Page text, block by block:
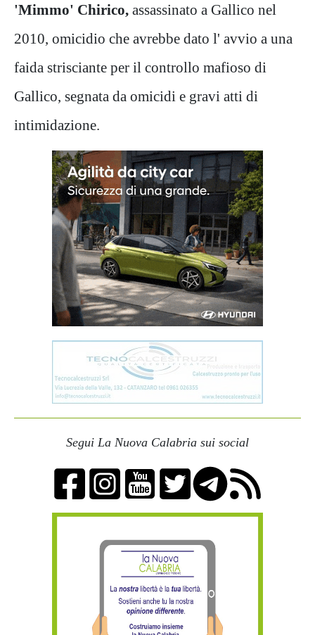
'Mimmo' Chirico, assassinato a Gallico nel
2010, omicidio che avrebbe dato l' avvio a una
faida strisciante per il controllo mafioso di
Gallico, segnata da omicidi e gravi atti di
intimidazione.
Segui La Nuova Calabria sui social